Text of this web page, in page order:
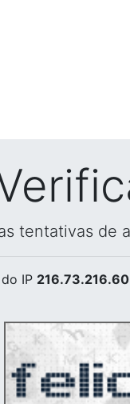
tentativas de
do IP 216.73.216.60